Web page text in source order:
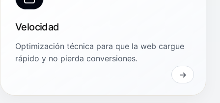
Velocidad
Optimización técnica para que la web cargue
rápido y no pierda conversiones.